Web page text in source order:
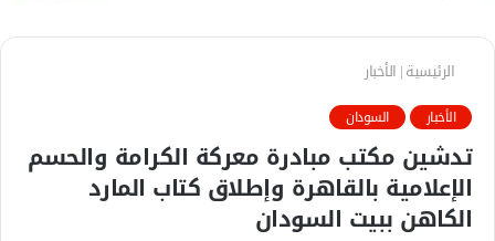
الرئيسية| الأخبار
الأخبار السودان
تدشين مكتب مبادرة معركة الكرامة والحسم
الإعلامية بالقاهرة وإطلاق كتاب المارد
الكاهن ببيت السودان